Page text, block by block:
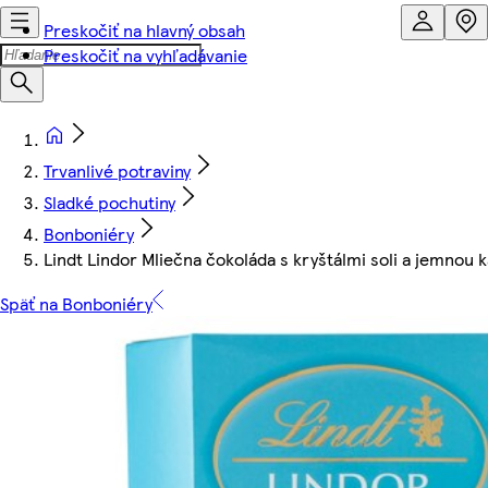
Preskočiť na hlavný obsah
Preskočiť na vyhľadávanie
Trvanlivé potraviny
Sladké pochutiny
Bonboniéry
Lindt Lindor Mliečna čokoláda s kryštálmi soli a jemnou
Späť na Bonboniéry